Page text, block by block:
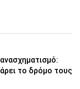
το δρόμο τους